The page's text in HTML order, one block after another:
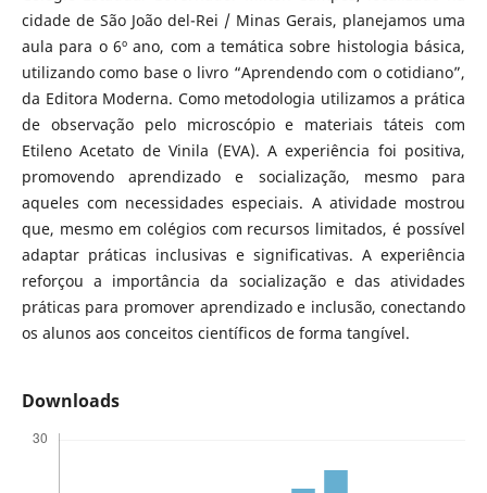
cidade de São João del-Rei / Minas Gerais, planejamos uma
aula para o 6º ano, com a temática sobre histologia básica,
utilizando como base o livro “Aprendendo com o cotidiano”,
da Editora Moderna. Como metodologia utilizamos a prática
de observação pelo microscópio e materiais táteis com
Etileno Acetato de Vinila (EVA). A experiência foi positiva,
promovendo aprendizado e socialização, mesmo para
aqueles com necessidades especiais. A atividade mostrou
que, mesmo em colégios com recursos limitados, é possível
adaptar práticas inclusivas e significativas. A experiência
reforçou a importância da socialização e das atividades
práticas para promover aprendizado e inclusão, conectando
os alunos aos conceitos científicos de forma tangível.
Downloads